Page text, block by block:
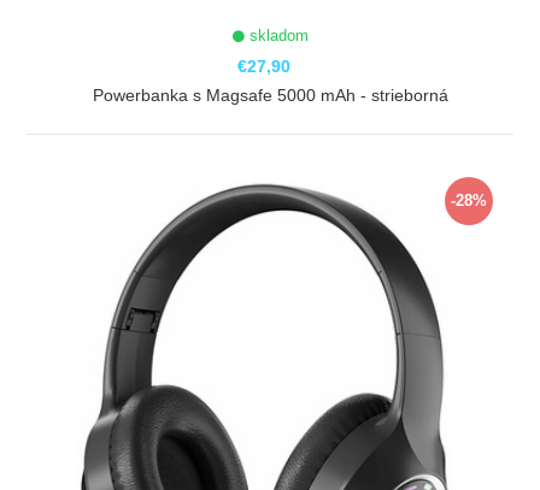
skladom
€27,90
Powerbanka s Magsafe 5000 mAh - strieborná
-28%